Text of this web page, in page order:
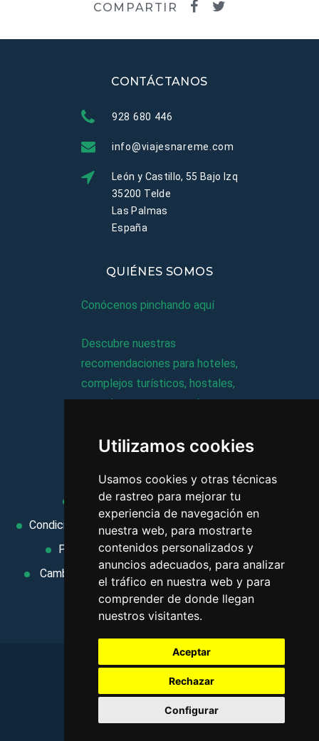
Utilizamos cookies
Usamos cookies y otras técnicas
de rastreo para mejorar tu
experiencia de navegación en
nuestra web, para mostrarte
contenidos personalizados y
anuncios adecuados, para analizar
el tráfico en nuestra web y para
comprender de donde llegan
nuestros visitantes.
Aceptar
Rechazar
Configurar
COMPARTIR
CONTÁCTANOS
928 680 446
info@viajesnareme.com
León y Castillo, 55 Bajo Izq
35200 Telde
Las Palmas
España
QUIÉNES SOMOS
Conócenos pinchando aquí
Descubre nuestras
recomendaciones para hoteles,
complejos turísticos, hostales,
vacaciones, paquetes de
Aviso legal
Condiciones de uso
Condiciones Generales
Ley de Viajes Combinados
Política de privacidad
Uso de cookies
Cambiar preferencias de cookies
Area privada
Contacto